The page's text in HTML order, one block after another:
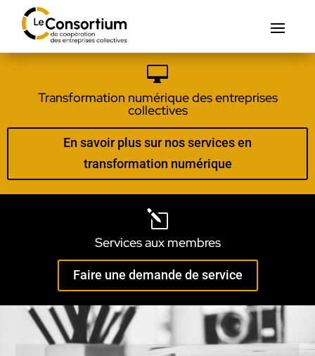

Transformation numérique des entreprises
collectives
En savoir plus sur nos services en
transformation numérique
l
Services aux membres
Faire une demande de service